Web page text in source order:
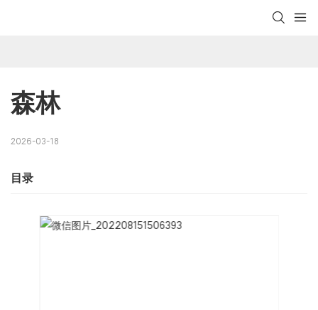
森林
2026-03-18
目录